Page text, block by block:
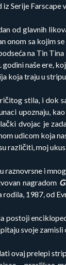
Serije Farscape
od glavnih
onom sa kojim
na Tin
godini naše ere,
koja traju u
stila, i dok
upoznaju,
dvojac je
udicom koja
različiti, moj
raznovrsne i
nagradom
rodila, 1987, od
postoji
svoje
ovaj prelepi